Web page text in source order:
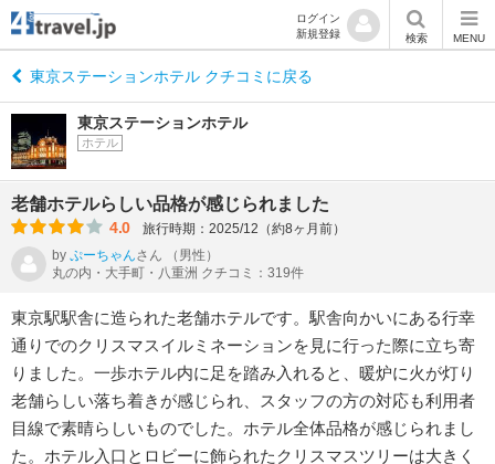
ログイン
新規登録
検索 MENU
東京ステーションホテル クチコミに戻る
東京ステーションホテル
ホテル
老舗ホテルらしい品格が感じられました
4.0
旅行時期：2025/12（約8ヶ月前）
by ぷーちゃんさん
（男性）
丸の内・大手町・八重洲 クチコミ：319件
東京駅駅舎に造られた老舗ホテルです。駅舎向かいにある行幸
通りでのクリスマスイルミネーションを見に行った際に立ち寄
りました。一歩ホテル内に足を踏み入れると、暖炉に火が灯り
老舗らしい落ち着きが感じられ、スタッフの方の対応も利用者
目線で素晴らしいものでした。ホテル全体品格が感じられまし
た。ホテル入口とロビーに飾られたクリスマスツリーは大きく